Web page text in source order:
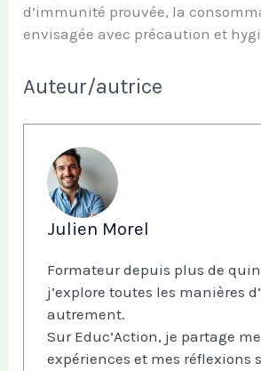
d’immunité prouvée, la
envisagée avec précaution et
Auteur/autrice
Julien Morel
Formateur depuis plus de
j’explore toutes les manières
autrement.
Sur Educ’Action, je partage
expériences et mes réflexions